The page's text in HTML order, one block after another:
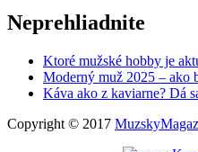
Neprehliadnite
Ktoré mužské hobby je
Moderný muž 2025 – ako
Káva ako z kaviarne? Dá
Copyright © 2017